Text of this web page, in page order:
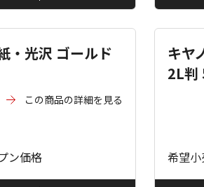
・光沢 ゴールド
この商品の詳細を見る
ン価格
キヤ
2L判
希望